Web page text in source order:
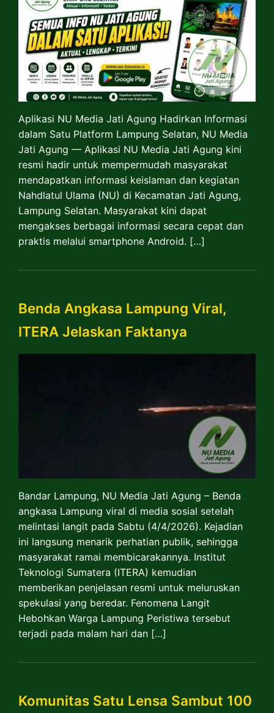
Aplikasi NU Media Jati Agung Hadirkan Informasi
dalam Satu Platform Lampung Selatan, NU Media
Jati Agung — Aplikasi NU Media Jati Agung kini
resmi hadir untuk mempermudah masyarakat
mendapatkan informasi keislaman dan kegiatan
Nahdlatul Ulama (NU) di Kecamatan Jati Agung,
Lampung Selatan. Masyarakat kini dapat
mengakses berbagai informasi secara cepat dan
praktis melalui smartphone Android. […]
Benda Angkasa Lampung Viral,
ITERA Jelaskan Faktanya
Bandar Lampung, NU Media Jati Agung – Benda
angkasa Lampung viral di media sosial setelah
melintasi langit pada Sabtu (4/4/2026). Kejadian
ini langsung menarik perhatian publik, sehingga
masyarakat ramai membicarakannya. Institut
Teknologi Sumatera (ITERA) kemudian
memberikan penjelasan resmi untuk meluruskan
spekulasi yang beredar. Fenomena Langit
Hebohkan Warga Lampung Peristiwa tersebut
terjadi pada malam hari dan […]
Komunitas Satu Lensa Sambut 100